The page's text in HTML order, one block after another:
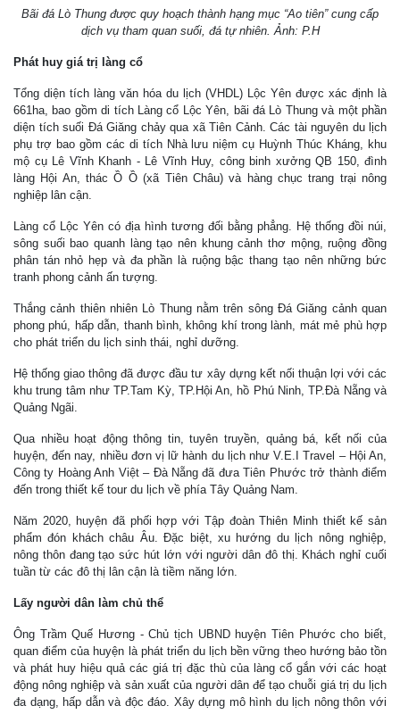
Bãi đá Lò Thung được quy hoạch thành hạng mục “Ao tiên” cung cấp
dịch vụ tham quan suối, đá tự nhiên. Ảnh: P.H
Phát huy giá trị làng cổ
Tổng diện tích làng văn hóa du lịch (VHDL) Lộc Yên được xác định là
661ha, bao gồm di tích Làng cổ Lộc Yên, bãi đá Lò Thung và một phần
diện tích suối Đá Giăng chảy qua xã Tiên Cảnh. Các tài nguyên du lịch
phụ trợ bao gồm các di tích Nhà lưu niệm cụ Huỳnh Thúc Kháng, khu
mộ cụ Lê Vĩnh Khanh - Lê Vĩnh Huy, công binh xưởng QB 150, đình
làng Hội An, thác Ồ Ồ (xã Tiên Châu) và hàng chục trang trại nông
nghiệp lân cận.
Làng cổ Lộc Yên có địa hình tương đối bằng phẳng. Hệ thống đồi núi,
sông suối bao quanh làng tạo nên khung cảnh thơ mộng, ruộng đồng
phân tán nhỏ hẹp và đa phần là ruộng bậc thang tạo nên những bức
tranh phong cảnh ấn tượng.
Thắng cảnh thiên nhiên Lò Thung nằm trên sông Đá Giăng cảnh quan
phong phú, hấp dẫn, thanh bình, không khí trong lành, mát mẻ phù hợp
cho phát triển du lịch sinh thái, nghỉ dưỡng.
Hệ thống giao thông đã được đầu tư xây dựng kết nối thuận lợi với các
khu trung tâm như TP.Tam Kỳ, TP.Hội An, hồ Phú Ninh, TP.Đà Nẵng và
Quảng Ngãi.
Qua nhiều hoạt động thông tin, tuyên truyền, quảng bá, kết nối của
huyện, đến nay, nhiều đơn vị lữ hành du lịch như V.E.I Travel – Hội An,
Công ty Hoàng Anh Việt – Đà Nẵng đã đưa Tiên Phước trở thành điểm
đến trong thiết kế tour du lịch về phía Tây Quảng Nam.
Năm 2020, huyện đã phối hợp với Tập đoàn Thiên Minh thiết kế sản
phẩm đón khách châu Âu. Đặc biệt, xu hướng du lịch nông nghiệp,
nông thôn đang tạo sức hút lớn với người dân đô thị. Khách nghỉ cuối
tuần từ các đô thị lân cận là tiềm năng lớn.
Lấy người dân làm chủ thể
Ông Trầm Quế Hương - Chủ tịch UBND huyện Tiên Phước cho biết,
quan điểm của huyện là phát triển du lịch bền vững theo hướng bảo tồn
và phát huy hiệu quả các giá trị đặc thù của làng cổ gắn với các hoạt
động nông nghiệp và sản xuất của người dân để tạo chuỗi giá trị du lịch
đa dạng, hấp dẫn và độc đáo. Xây dựng mô hình du lịch nông thôn với